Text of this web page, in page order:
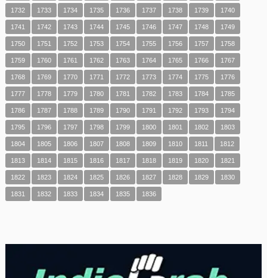
1732 1733 1734 1735 1736 1737 1738 1739 1740
1741 1742 1743 1744 1745 1746 1747 1748 1749
1750 1751 1752 1753 1754 1755 1756 1757 1758
1759 1760 1761 1762 1763 1764 1765 1766 1767
1768 1769 1770 1771 1772 1773 1774 1775 1776
1777 1778 1779 1780 1781 1782 1783 1784 1785
1786 1787 1788 1789 1790 1791 1792 1793 1794
1795 1796 1797 1798 1799 1800 1801 1802 1803
1804 1805 1806 1807 1808 1809 1810 1811 1812
1813 1814 1815 1816 1817 1818 1819 1820 1821
1822 1823 1824 1825 1826 1827 1828 1829 1830
1831 1832 1833 1834 1835 1836